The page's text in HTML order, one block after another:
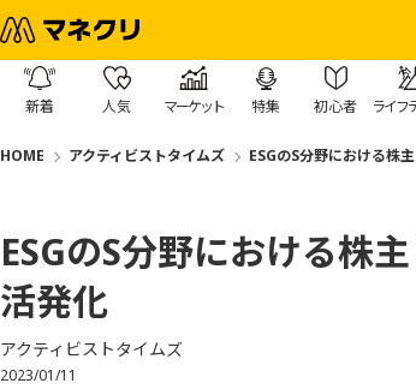
新着 人気 マーケット 特集 初心者 ライフ
HOME アクティビストタイムズ ESGのS分野における株
ESGのS分野における株
活発化
アクティビストタイムズ
2023/01/11